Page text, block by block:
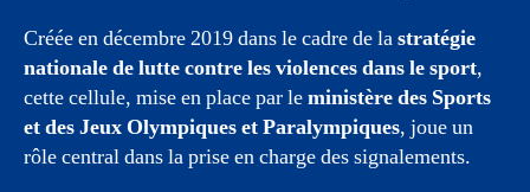
Créée en décembre 2019 dans le cadre de lastratégie
nationale de lutte contre les violences dans le sport,
cette cellule, mise en place par leministère des Sports
et des Jeux Olympiques et Paralympiques, joue un
rôle central dans la prise en charge des signalements.